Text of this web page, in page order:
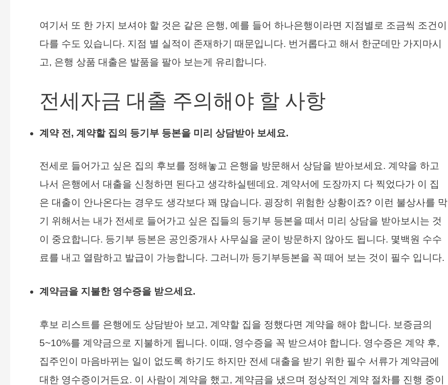
여기서 또 한 가지 보셔야 할 것은 같은 은행, 예를 들어 하나은행이라면 지점별로 조금씩 조건이
다를 수도 있습니다. 지점 별 실적이 존재하기 때문입니다. 번거롭다고 해서 한군데만 가지마시
고, 은행 상품 대출은 발품을 팔아 보는게 유리합니다.
전세자금 대출 주의해야 할 사항
계약 전, 계약할 집의 등기부 등본을 미리 상담받아 보세요.
전세로 들어가고 싶은 집의 후보를 정해놓고 은행을 방문해서 상담을 받아보세요. 계약을 하고
나서 은행에서 대출을 신청하면 된다고 생각하실텐데요. 계약서에 도장까지 다 찍었다가 이 집
은 대출이 안나온다는 경우도 생각보다 꽤 많습니다. 굉장히 위험한 상황이죠? 이런 불상사를 막
기 위해서는 내가 전세로 들어가고 싶은 집들의 등기부 등본을 떼서 미리 상담을 받아보시는 것
이 중요합니다. 등기부 등본은 공인중개사 사무실을 굳이 방문하지 않아도 됩니다. 몇백원 수수
료를 내고 열람하고 발급이 가능합니다. 그러니까 등기부등본을 꼭 떼어 보는 것이 필수 입니다.
계약금을 지불한 영수증을 받으세요.
후보 리스트를 은행에도 상담받아 보고, 계약할 집을 정했다면 계약을 해야 합니다. 보증금의
5~10%를 계약금으로 지불하게 됩니다. 이때, 영수증을 꼭 받으셔야 합니다. 영수증은 계약 후,
집주인이 마음바뀌는 일이 없도록 하기도 하지만 전세 대출을 받기 위한 필수 서류가 계약금에
대한 영수증이거든요. 이 사람이 계약을 했고, 계약금을 냈으며 정상적인 계약 절차를 진행 중이